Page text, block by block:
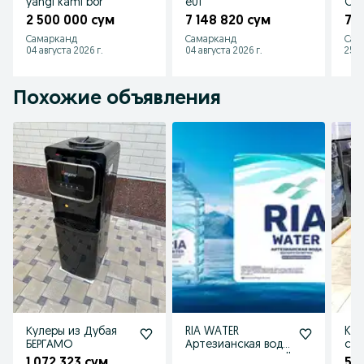
yangi kami bor
2 500 000 сум
Самарканд
04 августа 2026 г.
e01
7 148 820 сум
Самарканд
04 августа 2026 г.
7
25
Похожие объявления
Кулеры из Дубая
БЕРГАМО
RIA WATER
Артезианская вода